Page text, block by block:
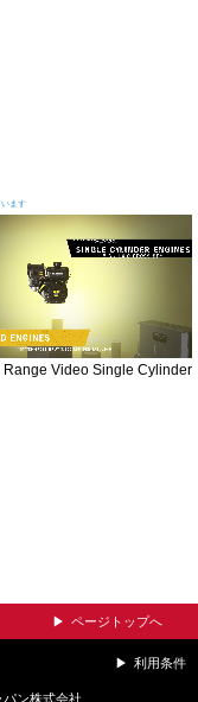
ます
Range Video Single Cylinder
ページトップへ
利用条件
ン株式会社